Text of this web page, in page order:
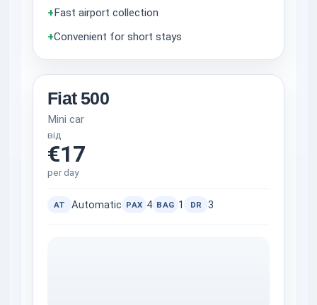
+ Fast airport collection
+Convenient for short stays
Fiat 500
Mini car
від
€17
per day
AT Automatic PAX 4 BAG 1 DR 3